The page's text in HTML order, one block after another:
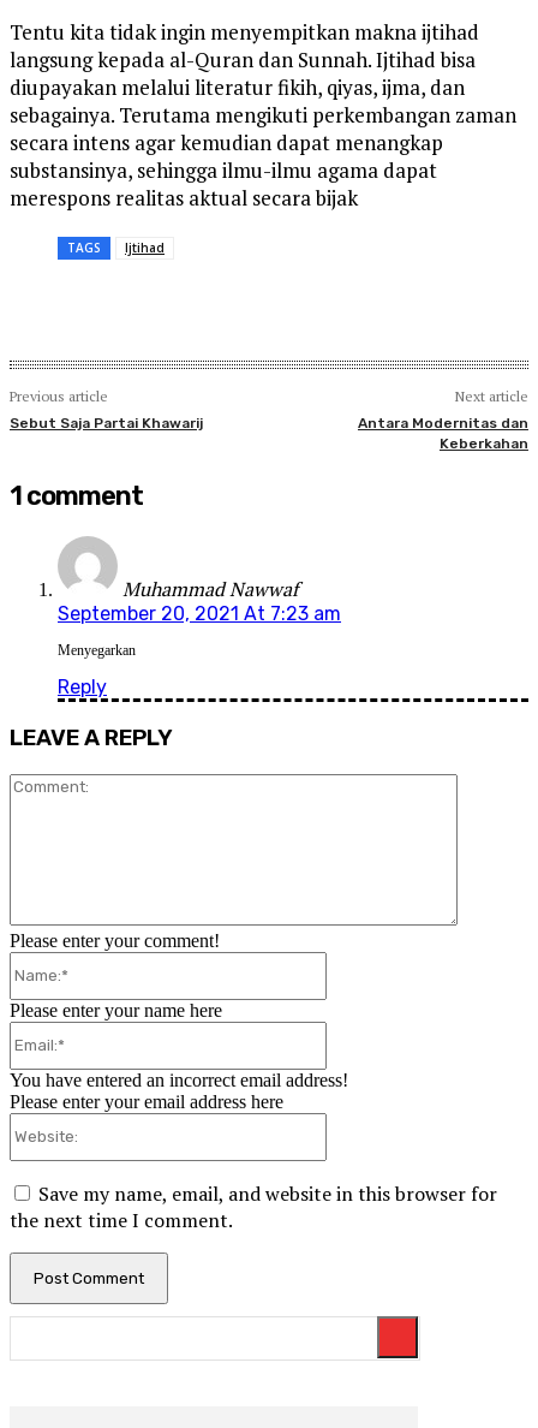
Tentu kita tidak ingin menyempitkan makna ijtihad
langsung kepada al-Quran dan Sunnah. Ijtihad bisa
diupayakan melalui literatur fikih, qiyas, ijma, dan
sebagainya. Terutama mengikuti perkembangan zaman
secara intens agar kemudian dapat menangkap
substansinya, sehingga ilmu-ilmu agama dapat
merespons realitas aktual secara bijak
TAGS Ijtihad
Previous article
Sebut Saja Partai Khawarij
Next article
Antara Modernitas dan
Keberkahan
1 comment
Muhammad Nawwaf
September 20, 2021 At 7:23 am
Menyegarkan
Reply
LEAVE A REPLY
Please enter your comment!
Please enter your name here
You have entered an incorrect email address!
Please enter your email address here
Save my name, email, and website in this browser for
the next time I comment.